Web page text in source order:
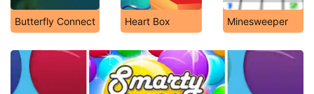
Butterfly Connect Heart Box Minesweeper